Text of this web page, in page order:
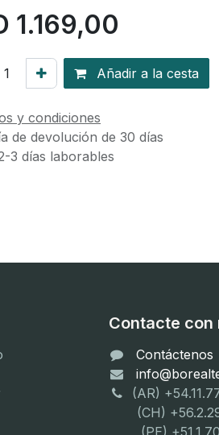
1.169,00
Añadir a la cesta
y condiciones
de devolución de 30 días
3 días laborables
Contacte con
Contáctenos
(AR)
(CH)
(PE)